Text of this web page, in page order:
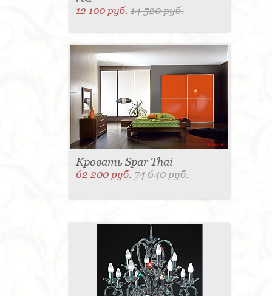
12 100 руб.14 520 руб.
Кровать Spar Thai
62 200 руб.74 640 руб.